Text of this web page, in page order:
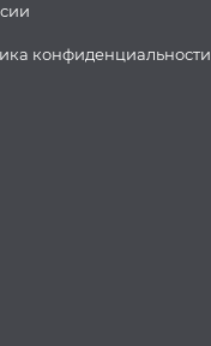
конфиденциальности